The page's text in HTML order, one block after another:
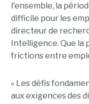
l'ensemble, la
difficile pour les
directeur de
Intelligence. Que la
frictions entre
« Les défis
aux exigences des